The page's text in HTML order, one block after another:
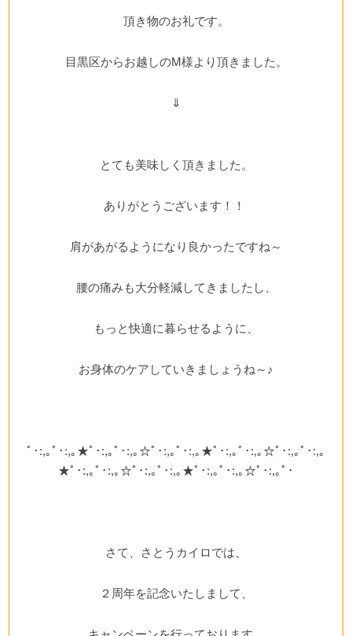
頂き物のお礼です。
目黒区からお越しのM様より頂きました。
⇓
とても美味しく頂きました。
ありがとうございます！！
肩があがるようになり良かったですね～
腰の痛みも大分軽減してきましたし、
もっと快適に暮らせるように、
お身体のケアしていきましょうね～♪
ﾟ･:,｡ﾟ･:,｡★ﾟ･:,｡ﾟ･:,｡☆ﾟ･:,｡ﾟ･:,｡★ﾟ･:,｡ﾟ･:,｡☆ﾟ･:,｡ﾟ･:,｡
★ﾟ･:,｡ﾟ･:,｡☆ﾟ･:,｡ﾟ･:,｡★ﾟ･:,｡ﾟ･:,｡☆ﾟ･:,｡ﾟ･
さて、さとうカイロでは、
２周年を記念いたしまして、